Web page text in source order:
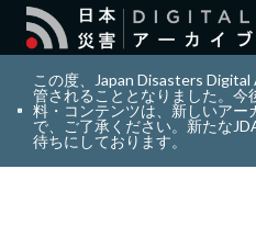
search
layers コレ
この度、Japan Disasters
管されることとなりました。今
料・コンテンツは、新しいアー
で、ご了承ください。新たな
待ちにしております。